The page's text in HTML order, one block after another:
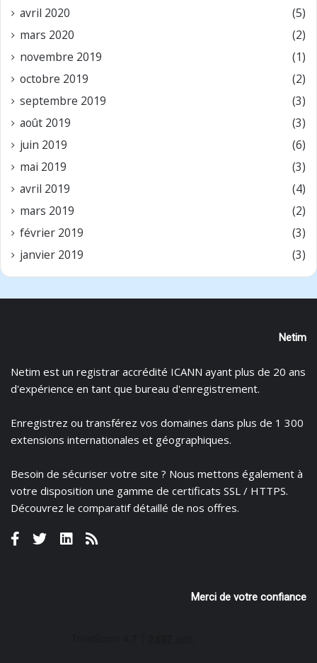
avril 2020
(5)
mars 2020
(2)
novembre 2019
(1)
octobre 2019
(2)
septembre 2019
(3)
août 2019
(3)
juin 2019
(6)
mai 2019
(3)
avril 2019
(4)
mars 2019
(2)
février 2019
(3)
janvier 2019
(3)
Netim
Netim est un registrar accrédité ICANN ayant plus de 20 ans
d'expérience en tant que bureau d'enregistrement.
Enregistrez ou transférez vos domaines dans plus de 1 300
extensions internationales et géographiques.
Besoin de sécuriser votre site ? Nous mettons également à
votre disposition une gamme de certificats SSL / HTTPS.
Découvrez le comparatif détaillé de nos offres.
Merci de votre confiance